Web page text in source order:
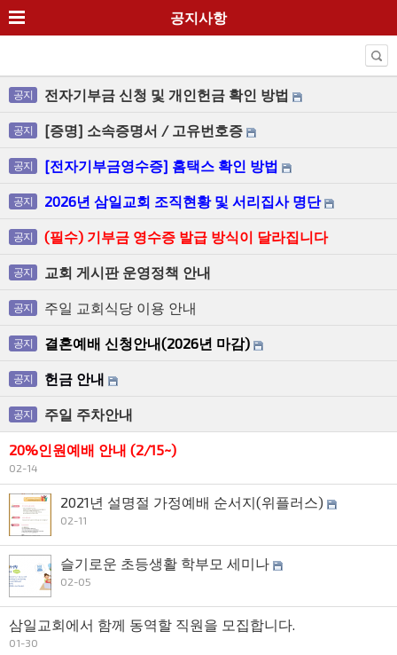
공지사항
공지 전자기부금 신청 및 개인헌금 확인 방법
공지 [증명] 소속증명서 / 고유번호증
공지 [전자기부금영수증] 홈택스 확인 방법
공지 2026년 삼일교회 조직현황 및 서리집사 명단
공지 (필수) 기부금 영수증 발급 방식이 달라집니다
공지 교회 게시판 운영정책 안내
공지 주일 교회식당 이용 안내
공지 결혼예배 신청안내(2026년 마감)
공지 헌금 안내
공지 주일 주차안내
20%인원예배 안내 (2/15~)
02-14
2021년 설명절 가정예배 순서지(위플러스)
02-11
슬기로운 초등생활 학부모 세미나
02-05
삼일교회에서 함께 동역할 직원을 모집합니다.
01-30